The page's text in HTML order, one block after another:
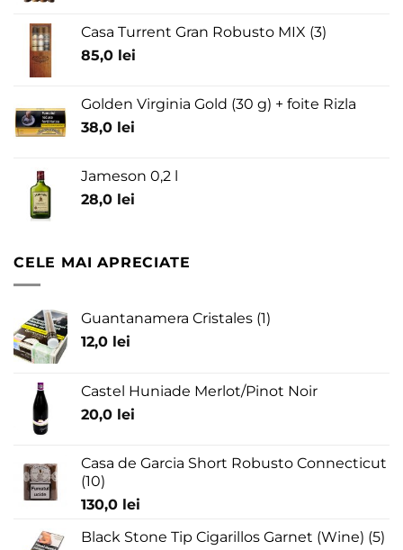
Casa Turrent Gran Robusto MIX (3)
85,0 lei
Golden Virginia Gold (30 g) + foite Rizla
38,0 lei
Jameson 0,2 l
28,0 lei
CELE MAI APRECIATE
Guantanamera Cristales (1)
12,0 lei
Castel Huniade Merlot/Pinot Noir
20,0 lei
Casa de Garcia Short Robusto Connecticut
(10)
130,0 lei
Black Stone Tip Cigarillos Garnet (Wine) (5)